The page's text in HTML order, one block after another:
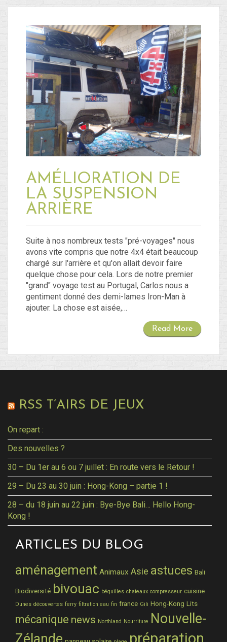
AMÉLIORATION DE
LA SUSPENSION
ARRIÈRE
Suite à nos nombreux tests "pré-voyages" nous
avons vite compris que notre 4x4 était beaucoup
chargé sur l'arrière et qu'on allait devoir faire
quelque chose pour cela. Lors de notre premier
"grand" voyage test au Portugal, Carlos nous a
gentiment donné des demi-lames Iron-Man à
ajouter. La chose est aisée,…
Read More
RSS T’AIRS DE JEUX
On repart :
Des nouvelles ?
30 – Du 1er au 6 ou 7 juillet : En route vers le Retour !
29 – Du 23 au 30 juin : Hong-Kong – partie 1 !
28 – du 18 juin au 22 juin : Bye-Bye Bali… Hello Hong-
Kong !
ARTICLES DU BLOG
aménagement Animaux Asie astuces Bali
Biodiversité bivouac béquilles chateaux compresseur cuisine
Dunes découvertes ferry filtration eau fin france Gili Hong-Kong Lits
mécanique news Northland Nourriture
Nouvelle-